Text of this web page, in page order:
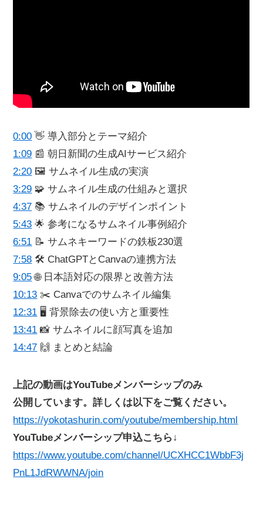
0:00 👋 導入部分とテーマ紹介
1:09 📰 朝日新聞の生成AIサービス紹介
2:20 🖼 サムネイル生成の実演
3:29 🧩 サムネイル生成の仕組みと選択
4:37 📚 サムネイルのデザインポイント
5:43 🌟 参考になるサムネイル事例紹介
6:51 📝 サムネキーワードの鉄板230選
7:58 🛠 ChatGPTとCanvaの連携方法
9:05🌐 日本語対応の限界と改善方法
10:13 ✂️ Canvaでのサムネイル編集
12:31 🖥 背景除去の使い方と重要性
13:41 📸 サムネイルに顔写真を追加
14:47 🙌 まとめと結論
上記の動画はYouTubeメンバーシップのみ
公開しています。詳しくは以下をご覧ください。
https://yokotashurin.com/youtube/membership.html
YouTubeメンバーシップ申込こちら↓
https://www.youtube.com/channel/UCXHCC1WbbF3j
PnL1JdRWWNA/join